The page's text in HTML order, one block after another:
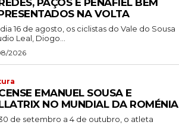
PAÇOS E PENAFIEL BEM
NA VOLTA
16 de agosto, os ciclistas do Vale do Sousa
Leal, Diogo...
2026
EMANUEL SOUSA E
NO MUNDIAL DA ROMÉNIA
de setembro a 4 de outubro, o atleta